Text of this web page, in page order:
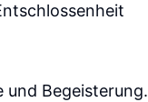
und Begeisterung.